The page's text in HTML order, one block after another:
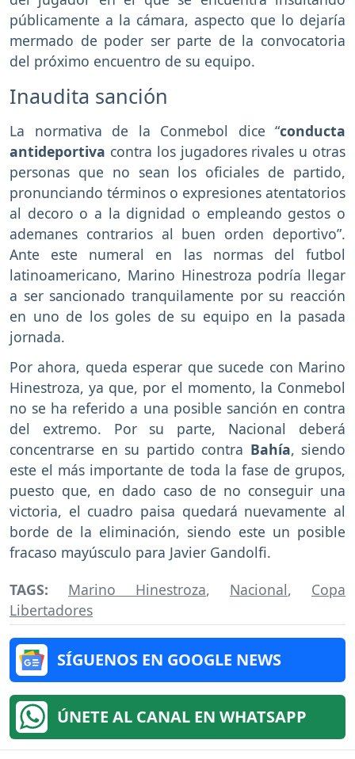
públicamente a la cámara, aspecto que lo dejaría
mermado de poder ser parte de la convocatoria
del próximo encuentro de su equipo.
Inaudita sanción
La normativa de la Conmebol dice “conducta
antideportiva contra los jugadores rivales u otras
personas que no sean los oficiales de partido,
pronunciando términos o expresiones atentatorios
al decoro o a la dignidad o empleando gestos o
ademanes contrarios al buen orden deportivo”.
Ante este numeral en las normas del futbol
latinoamericano, Marino Hinestroza podría llegar
a ser sancionado tranquilamente por su reacción
en uno de los goles de su equipo en la pasada
jornada.
Por ahora, queda esperar que sucede con Marino
Hinestroza, ya que, por el momento, la Conmebol
no se ha referido a una posible sanción en contra
del extremo. Por su parte, Nacional deberá
concentrarse en su partido contra Bahía, siendo
este el más importante de toda la fase de grupos,
puesto que, en dado caso de no conseguir una
victoria, el cuadro paisa quedará nuevamente al
borde de la eliminación, siendo este un posible
fracaso mayúsculo para Javier Gandolfi.
TAGS: Marino Hinestroza, Nacional, Copa
Libertadores
SÍGUENOS EN GOOGLE NEWS
ÚNETE AL CANAL EN WHATSAPP